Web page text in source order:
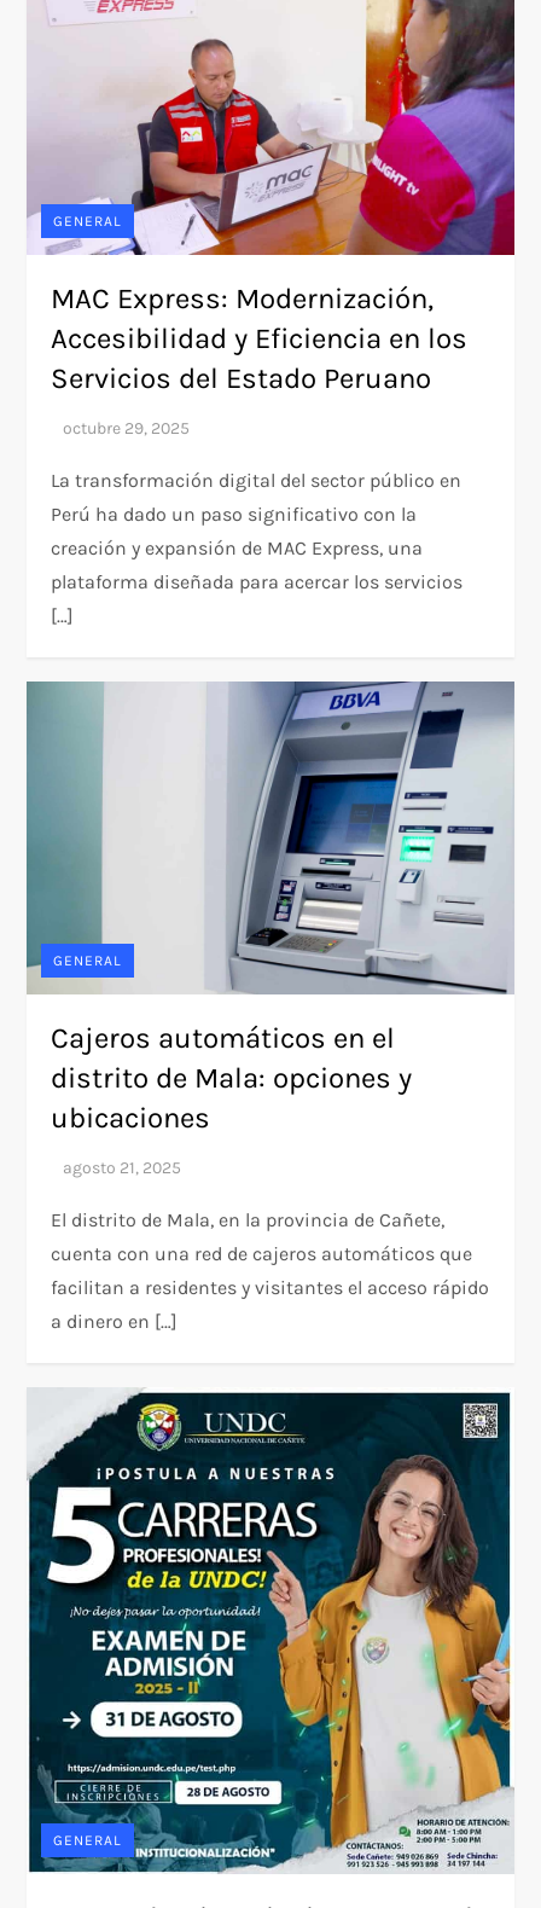
GENERAL
MAC Express: Modernización,
Accesibilidad y Eficiencia en los
Servicios del Estado Peruano
La transformación digital del sector público en
Perú ha dado un paso significativo con la
creación y expansión de MAC Express, una
plataforma diseñada para acercar los servicios
[…]
GENERAL
Cajeros automáticos en el
distrito de Mala: opciones y
ubicaciones
El distrito de Mala, en la provincia de Cañete,
cuenta con una red de cajeros automáticos que
facilitan a residentes y visitantes el acceso rápido
a dinero en […]
GENERAL